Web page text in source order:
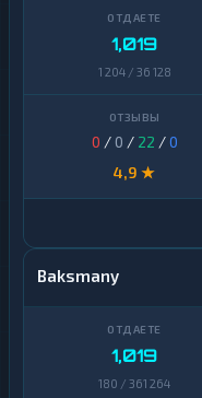
1,019
1 204 / 36 128
0 / 0 / 22 /0
4,9 ★
Baksmany
1,019
180 / 361 264